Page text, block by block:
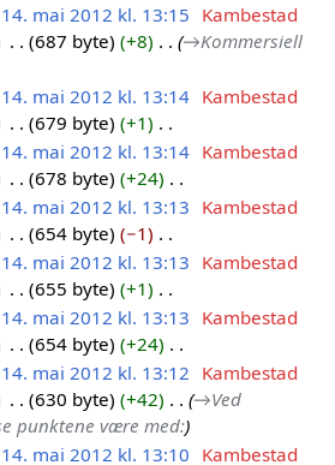
14. mai 2012 kl. 13:15 Kambestad
687 byte +8 →Kommersiell
14. mai 2012 kl. 13:14 Kambestad
679 byte
+1
14. mai 2012 kl. 13:14 Kambestad
678 byte
+24
14. mai 2012 kl. 13:13 Kambestad
654 byte
−1
14. mai 2012 kl. 13:13 Kambestad
655 byte
+1
14. mai 2012 kl. 13:13 Kambestad
654 byte
+24
14. mai 2012 kl. 13:12 Kambestad
630 byte +42 →Ved
punktene være med:
14. mai 2012 kl. 13:10 Kambestad